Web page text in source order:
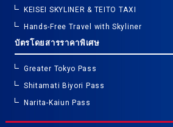
KEISEI SKYLINER & TEITO TAXI
Hands-Free Travel with Skyliner
บัตรโดยสารราคาพิเศษ
Greater Tokyo Pass
Shitamati Biyori Pass
Narita-Kaiun Pass